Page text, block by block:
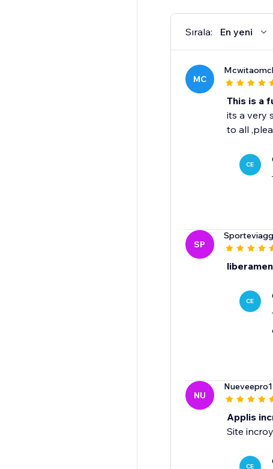
Sırala: En yeni
MC
This is a
its a very
to all
CE
SP
CE
NU
Applis
Site
CE